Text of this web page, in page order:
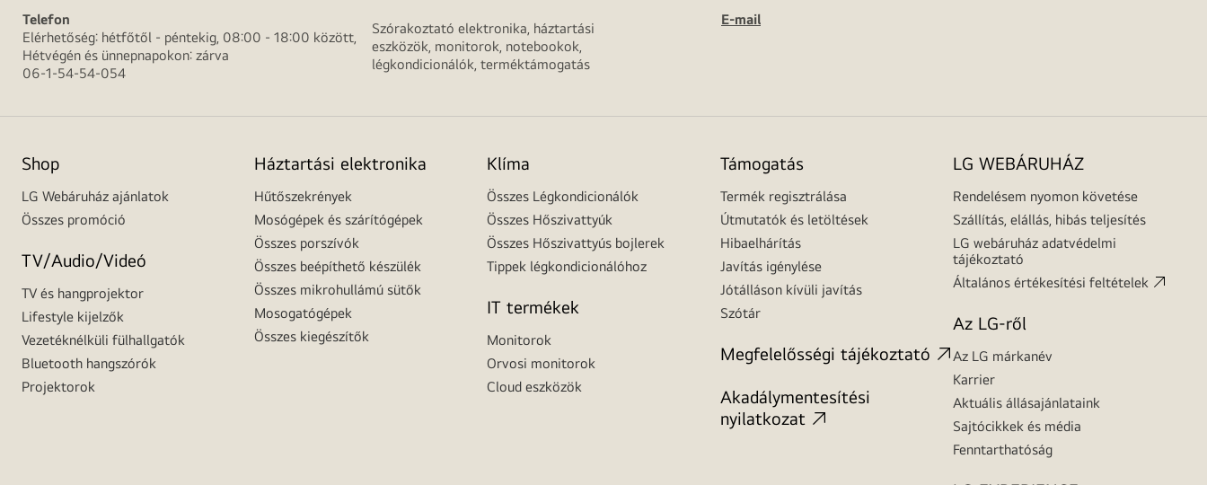
Telefon
Elérhetőség: hétfőtől - péntekig, 08:00 - 18:00 között,
Hétvégén és ünnepnapokon: zárva
06-1-54-54-054
Szórakoztató elektronika, háztartási
eszközök, monitorok, notebookok,
légkondicionálók, terméktámogatás
E-mail
Shop
LG Webáruház ajánlatok
Összes promóció
TV/Audio/Videó
TV és hangprojektor
Lifestyle kijelzők
Vezetéknélküli fülhallgatók
Bluetooth hangszórók
Projektorok
Háztartási elektronika
Hűtőszekrények
Mosógépek és szárítógépek
Összes porszívók
Összes beépíthető készülék
Összes mikrohullámú sütők
Mosogatógépek
Összes kiegészítők
Klíma
Összes Légkondicionálók
Összes Hőszivattyúk
Összes Hőszivattyús bojlerek
Tippek légkondicionálóhoz
IT termékek
Monitorok
Orvosi monitorok
Cloud eszközök
Támogatás
Termék regisztrálása
Útmutatók és letöltések
Hibaelhárítás
Javítás igénylése
Jótálláson kívüli javítás
Szótár
Megfelelősségi tájékoztató
Akadálymentesítési
nyilatkozat
LG WEBÁRUHÁZ
Rendelésem nyomon követése
Szállítás, elállás, hibás teljesítés
LG webáruház adatvédelmi
tájékoztató
Általános értékesítési feltételek
Az LG-ről
Az LG márkanév
Karrier
Aktuális állásajánlataink
Sajtócikkek és média
Fenntarthatóság